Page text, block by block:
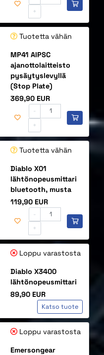
+
Tuotetta vähän
MP41 AIPSC
ajanottolaitteisto
pysäytyslevyllä
(Stop Plate)
Hinta
369,90 EUR
-
+
Tuotetta vähän
Diablo X01
lähtönopeusmittari
bluetooth, musta
Hinta
119,90 EUR
-
+
Loppu varastosta
Diablo X3400
lähtönopeusmittari
Hinta
89,90 EUR
Katso tuote
Loppu varastosta
Emersongear